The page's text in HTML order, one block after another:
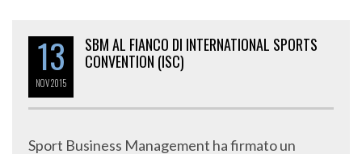
13
NOV2015
SBM AL FIANCO DI INTERNATIONAL SPORTS
CONVENTION (ISC)
Sport Business Management ha firmato un